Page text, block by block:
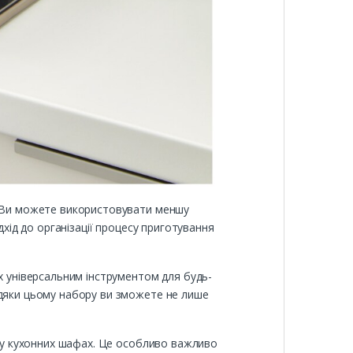
можете використовувати меншу
до організації процесу приготування
універсальним інструментом для будь-
цьому набору ви зможете не лише
у кухонних шафах. Це особливо важливо